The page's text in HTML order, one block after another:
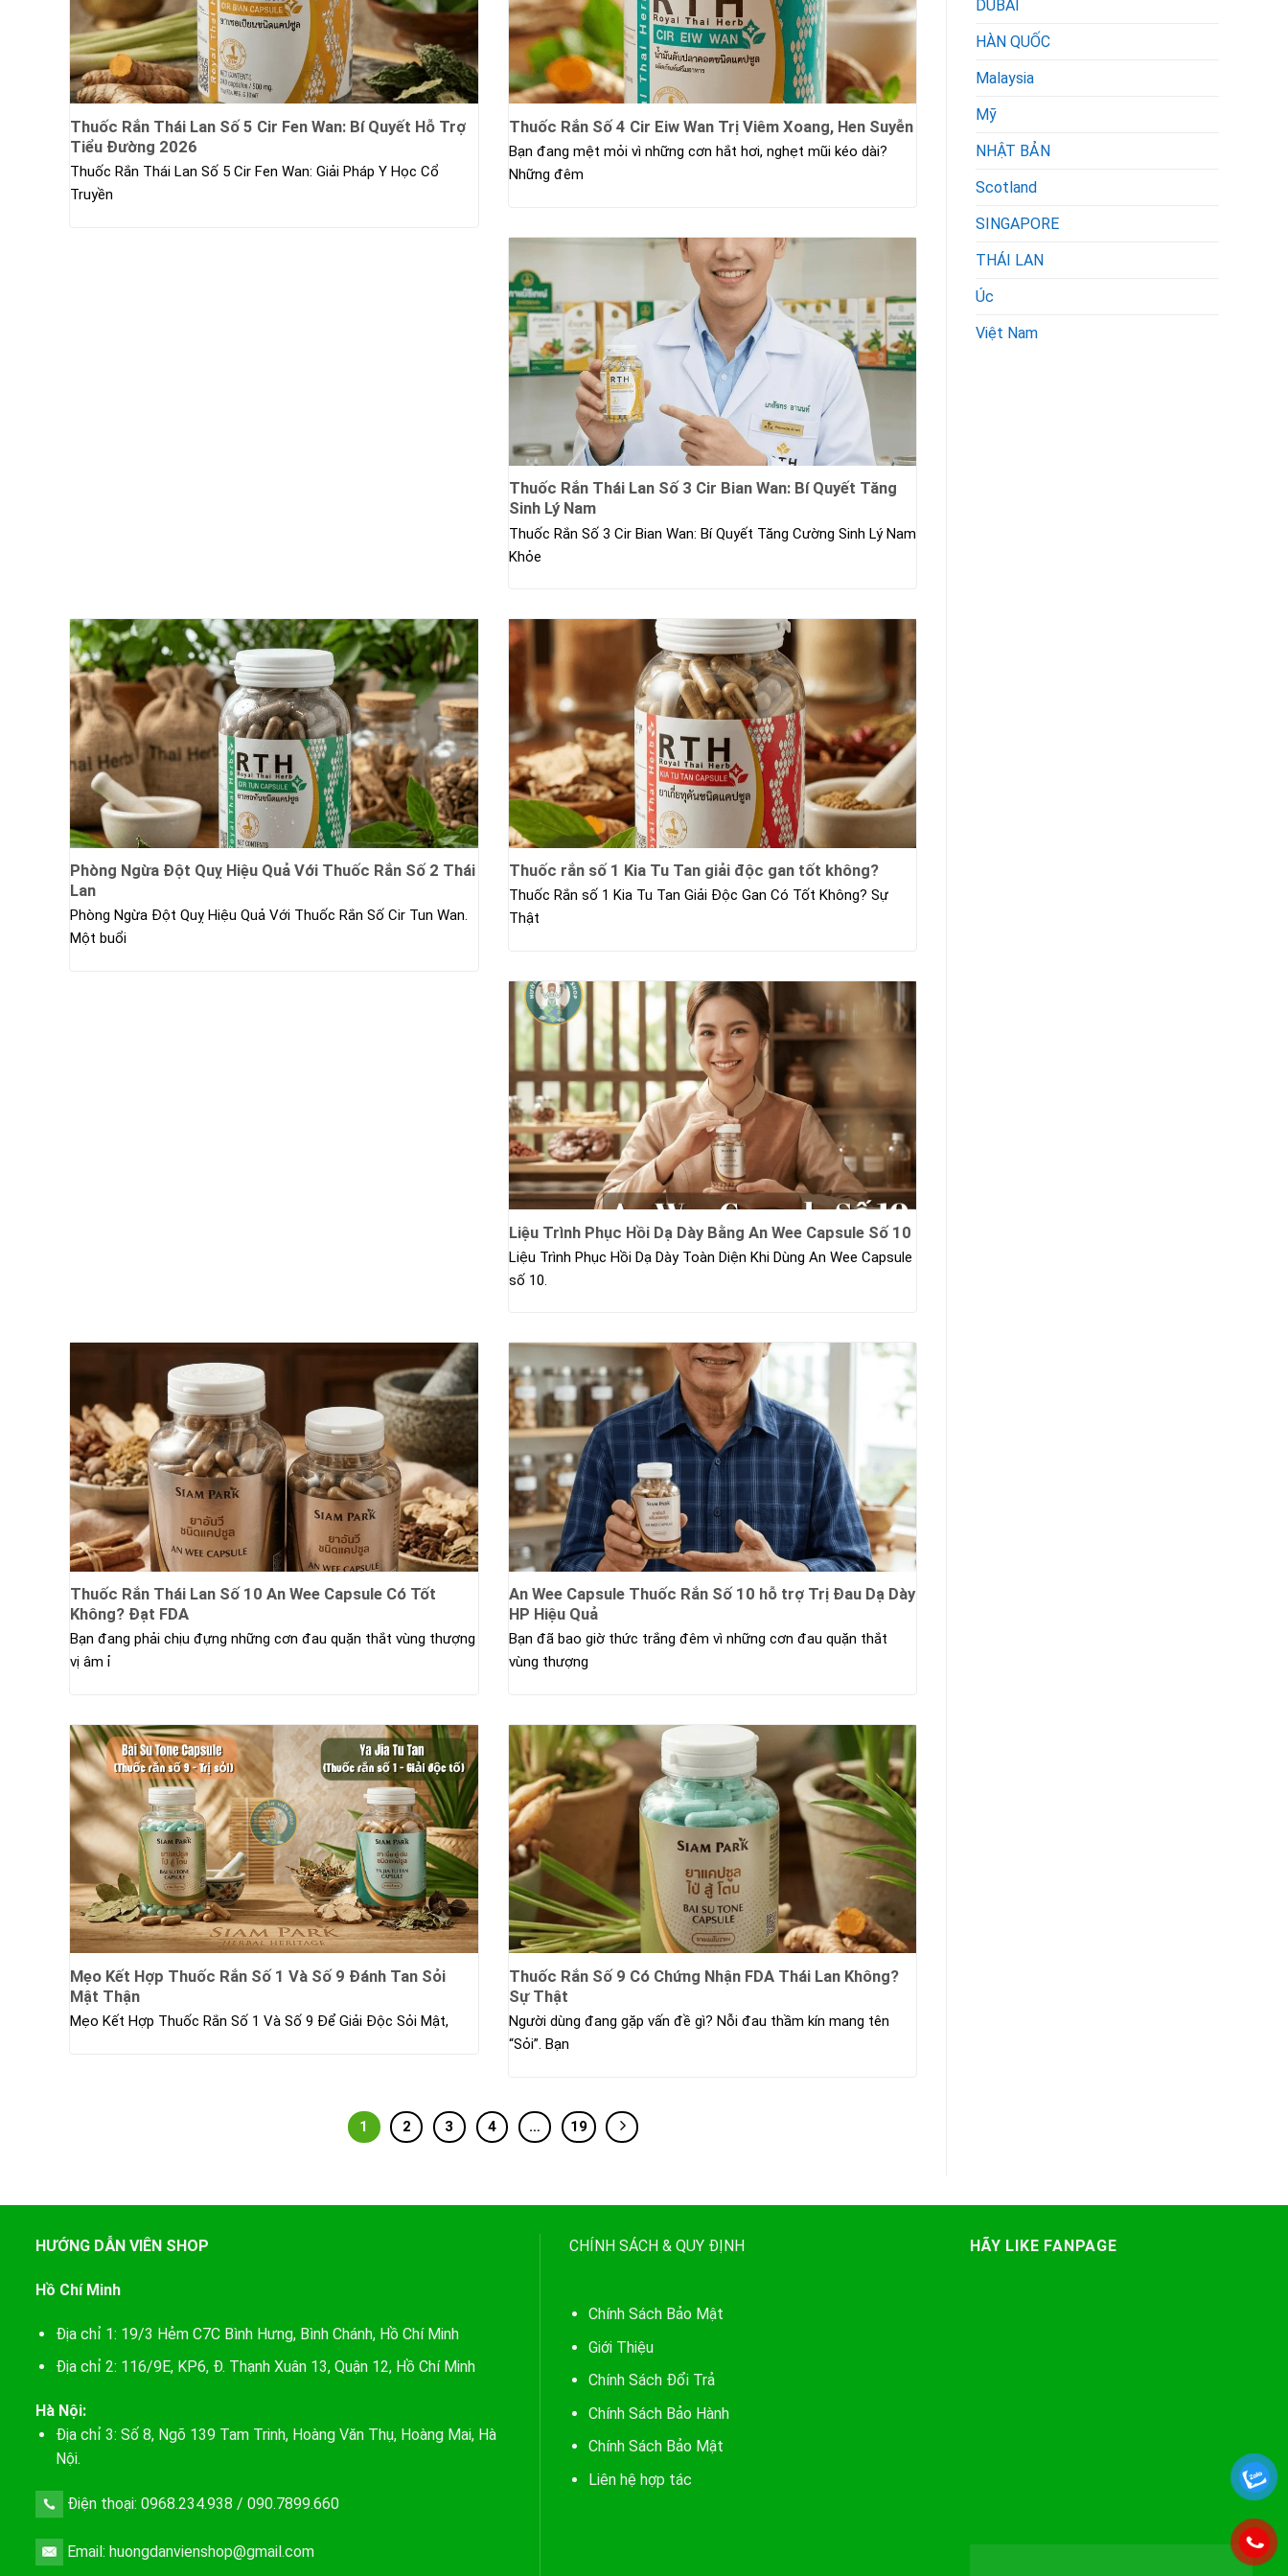
Thuốc Rắn Thái Lan Số 5 Cir Fen Wan: Bí Quyết Hỗ Trợ
Tiểu Đường 2026
Thuốc Rắn Thái Lan Số 5 Cir Fen Wan: Giải Pháp Y Học Cổ
Truyền
Thuốc Rắn Số 4 Cir Eiw Wan Trị Viêm Xoang, Hen Suyễn
Bạn đang mệt mỏi vì những cơn hắt hơi, nghẹt mũi kéo dài?
Những đêm
Thuốc Rắn Thái Lan Số 3 Cir Bian Wan: Bí Quyết Tăng
Sinh Lý Nam
Thuốc Rắn Số 3 Cir Bian Wan: Bí Quyết Tăng Cường Sinh Lý Nam
Khỏe
Phòng Ngừa Đột Quỵ Hiệu Quả Với Thuốc Rắn Số 2 Thái
Lan
Phòng Ngừa Đột Quỵ Hiệu Quả Với Thuốc Rắn Số Cir Tun Wan.
Một buổi
Thuốc rắn số 1 Kia Tu Tan giải độc gan tốt không?
Thuốc Rắn số 1 Kia Tu Tan Giải Độc Gan Có Tốt Không? Sự
Thật
Liệu Trình Phục Hồi Dạ Dày Bằng An Wee Capsule Số 10
Liệu Trình Phục Hồi Dạ Dày Toàn Diện Khi Dùng An Wee Capsule
số 10.
Thuốc Rắn Thái Lan Số 10 An Wee Capsule Có Tốt
Không? Đạt FDA
Bạn đang phải chịu đựng những cơn đau quặn thắt vùng thượng
vị âm ỉ
An Wee Capsule Thuốc Rắn Số 10 hỗ trợ Trị Đau Dạ Dày
HP Hiệu Quả
Bạn đã bao giờ thức trắng đêm vì những cơn đau quặn thắt
vùng thượng
Mẹo Kết Hợp Thuốc Rắn Số 1 Và Số 9 Đánh Tan Sỏi
Mật Thận
Mẹo Kết Hợp Thuốc Rắn Số 1 Và Số 9 Để Giải Độc Sỏi Mật,
Thuốc Rắn Số 9 Có Chứng Nhận FDA Thái Lan Không?
Sự Thật
Người dùng đang gặp vấn đề gì? Nỗi đau thầm kín mang tên
“Sỏi”. Bạn
1 2 3 4 … 19
DUBAI
HÀN QUỐC
Malaysia
Mỹ
NHẬT BẢN
Scotland
SINGAPORE
THÁI LAN
Úc
Việt Nam
HƯỚNG DẪN VIÊN SHOP
Hồ Chí Minh
Địa chỉ 1: 19/3 Hẻm C7C Bình Hưng, Bình Chánh, Hồ Chí Minh
Địa chỉ 2: 116/9E, KP6, Đ. Thạnh Xuân 13, Quận 12, Hồ Chí Minh
Hà Nội:
Địa chỉ 3: Số 8, Ngõ 139 Tam Trinh, Hoàng Văn Thụ, Hoàng Mai, Hà
Nội.
Điện thoại: 0968.234.938 / 090.7899.660
Email: huongdanvienshop@gmail.com
CHÍNH SÁCH & QUY ĐỊNH
Chính Sách Bảo Mật
Giới Thiệu
Chính Sách Đổi Trả
Chính Sách Bảo Hành
Chính Sách Bảo Mật
Liên hệ hợp tác
HÃY LIKE FANPAGE